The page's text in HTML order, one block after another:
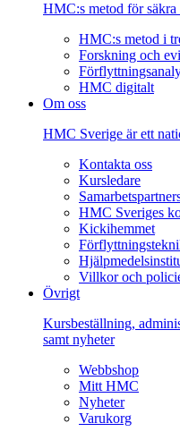
HMC:s metod för
HMC:s metod i
Forskning och
HMC digitalt
Om oss
HMC Sverige är ett
Kontakta oss
Kursledare
HMC Sveriges
Kickihemmet
Villkor och
Övrigt
Kursbeställning,
samt nyheter
Webbshop
Mitt HMC
Nyheter
Varukorg